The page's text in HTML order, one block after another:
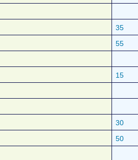
35
55
15
30
50